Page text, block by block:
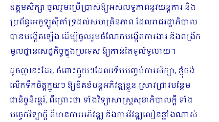
ឧត្តមសិក្សា​ ចូលរួម​ប្រើប្រាស់ឱ្យ​អស់លទ្ធភាព​នូវយន្តការ​ និង
ប្រព័ន្ធអេកូឡូស៊ីគាំទ្រ​ដល់​សហគ្រិនភាព​ ដែល​រាជរដ្ឋាភិបាល
បានបង្កើតឡើង ដើម្បីចូលរួម​ចំណែក​បង្កើតការងារ​ និងពង្រីក
មូលដ្ឋាន​សេដ្ឋកិច្ចក្នុងប្រទេស ឱ្យ​កាន់តែទូលំទូលាយ។
ដូចគ្នានេះដែរ, ចំពោះក្មួយៗដែលទើបបញ្ចប់ការសិក្សា, ខ្ញុំ​ចង់​
លើកទឹកចិត្ត​ក្មួយៗ ឱ្យខិតខំបន្ត​អភិវឌ្ឍខ្លួន ស្រាវ​ជ្រាវបន្ថែម
ជានិច្ចនិរន្តរ៍, ពីព្រោះថា ទាំងវិទ្យាសាស្ត្រសុខាភិបាលក្តី ទាំង
បច្ចេកវិទ្យាក្តី គឺមាន​ការអភិវឌ្ឍ និងការវិវឌ្ឍលឿនខ្លាំងណាស់